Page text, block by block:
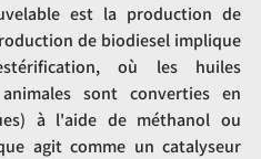
est la production de
de biodiesel implique
où les huiles
sont converties en
à l'aide de méthanol ou
agit comme un catalyseur